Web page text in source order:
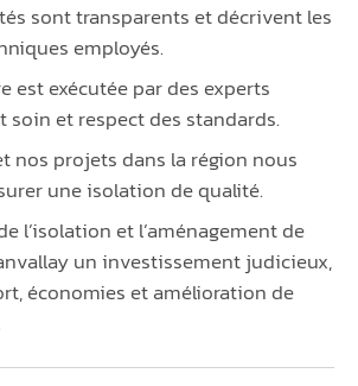
sont transparents et décrivent les
employés.
est exécutée par des experts
soin et respect des standards.
nos projets dans la région nous
une isolation de qualité.
l’isolation et l’aménagement de
un investissement judicieux,
économies et amélioration de